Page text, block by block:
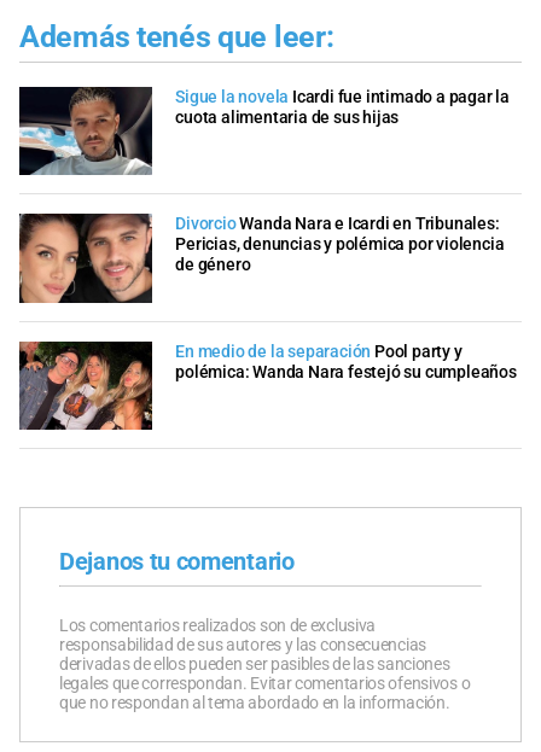
Además tenés que leer:
Sigue la novela Icardi fue intimado a pagar la
cuota alimentaria de sus hijas
DivorcioWanda Nara e Icardi en Tribunales:
Pericias, denuncias y polémica por violencia
de género
En medio de la separación Pool party y
polémica: Wanda Nara festejó su cumpleaños
Dejanos tu comentario
Los comentarios realizados son de exclusiva
responsabilidad de sus autores y las consecuencias
derivadas de ellos pueden ser pasibles de las sanciones
legales que correspondan. Evitar comentarios ofensivos o
que no respondan al tema abordado en la información.